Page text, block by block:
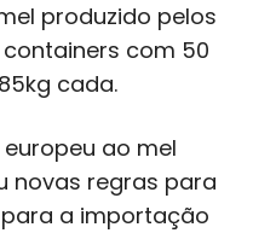
produzido pelos
com 50
cada.
ao mel
novas regras para
a importação